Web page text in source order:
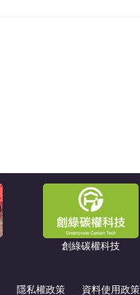
創綠碳權科技
隱私權政策 資料使用政策